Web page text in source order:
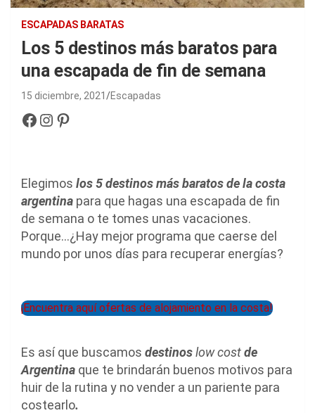
ESCAPADAS BARATAS
Los 5 destinos más baratos para
una escapada de fin de semana
15 diciembre, 2021 Escapadas
Facebook
Instagram
Pinterest
Elegimos los 5 destinos más baratos de la costa
argentina para que hagas una escapada de fin
de semana o te tomes unas vacaciones.
Porque…¿Hay mejor programa que caerse del
mundo por unos días para recuperar energías?
¡Encuentra aquí ofertas de alojamiento en la costa!
Es así que buscamos destinoslow costde
Argentina que te brindarán buenos motivos para
huir de la rutina y no vender a un pariente para
costearlo.